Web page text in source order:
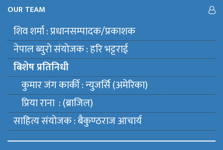
OUR TEAM
शिव शर्मा : प्रधानसम्पादक/प्रकाशक
नेपाल ब्युराे संयाेजक : हरि भट्टराई
बिशेष प्रतिनिधी
कुमार जंग कार्की : न्युजर्सि (अमेरिका)
प्रिया राना : (ब्राजिल)
साहित्य संयाेजक : बैकुण्ठराज आचार्य